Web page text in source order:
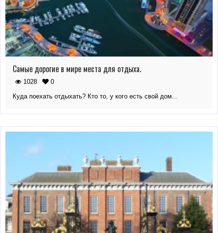
Самые дорогие в мире места для отдыха.
1028
0
Куда поехать отдыхать? Кто то, у кого есть свой дом…